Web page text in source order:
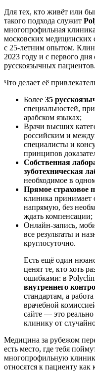
Для тех, кто живёт или
такого подхода служит
многопрофильная
московских медицинских
с 25-летним опытом.
2023 году и с первого
русскоязычных пациентов.
Что делает её
Более 35
специальностей,
арабском языках;
Врачи высших
российским и
специалисты и
принципов
Собственная
зуботехническая
необходимое в
Прямое страховое
клиника принимает
напрямую, без
ждать компенсации;
Онлайн-запись,
все результаты и
круглосуточно.
Есть ещё один
ценят те, кто хоть
ошибками: в
внутреннего
стандартам, а
врачебной
сайте — это
клинику от
Медицина за рубежом
есть место, где тебя
многопрофильную
относятся к пациенту как